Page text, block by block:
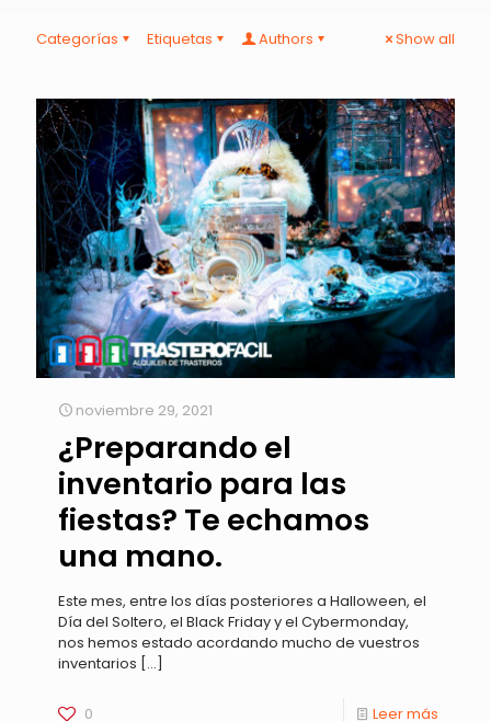
Categorías Etiquetas Authors Show all
noviembre 29, 2021
¿Preparando el
inventario para las
fiestas? Te echamos
una mano.
Este mes, entre los días posteriores a Halloween, el
Día del Soltero, el Black Friday y el Cybermonday,
nos hemos estado acordando mucho de vuestros
inventarios […]
0 Leer más